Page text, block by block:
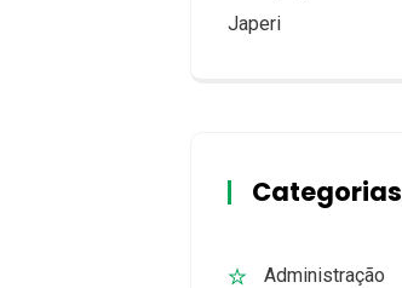
Japeri
Categorias
Administração